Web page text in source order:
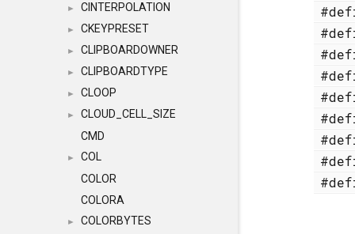
► CINTERPOLATION
► CKEYPRESET
► CLIPBOARDOWNER
► CLIPBOARDTYPE
► CLOOP
►
CLOUD_CELL_SIZE
CMD
►
COL
COLOR
COLORA
► COLORBYTES